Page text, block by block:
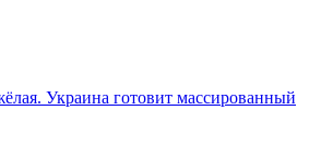
Украина готовит массированный